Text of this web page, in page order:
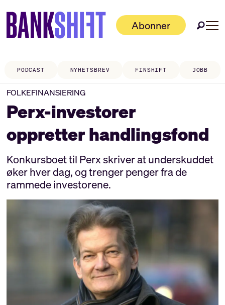
Abonner
PODCAST NYHETSBREV FINSHIFT JOBB
FOLKEFINANSIERING
Perx-investorer
oppretter handlingsfond
Konkursboet til Perx skriver at underskuddet
øker hver dag, og trenger penger fra de
rammede investorene.